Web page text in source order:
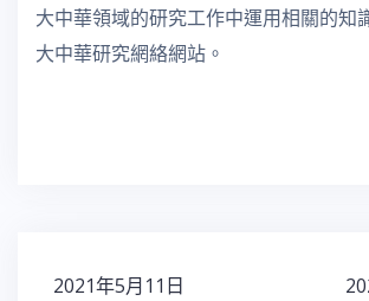
大中華領域的研究工作中運用相關的知
大中華研究網絡網站。
2021年5月11日